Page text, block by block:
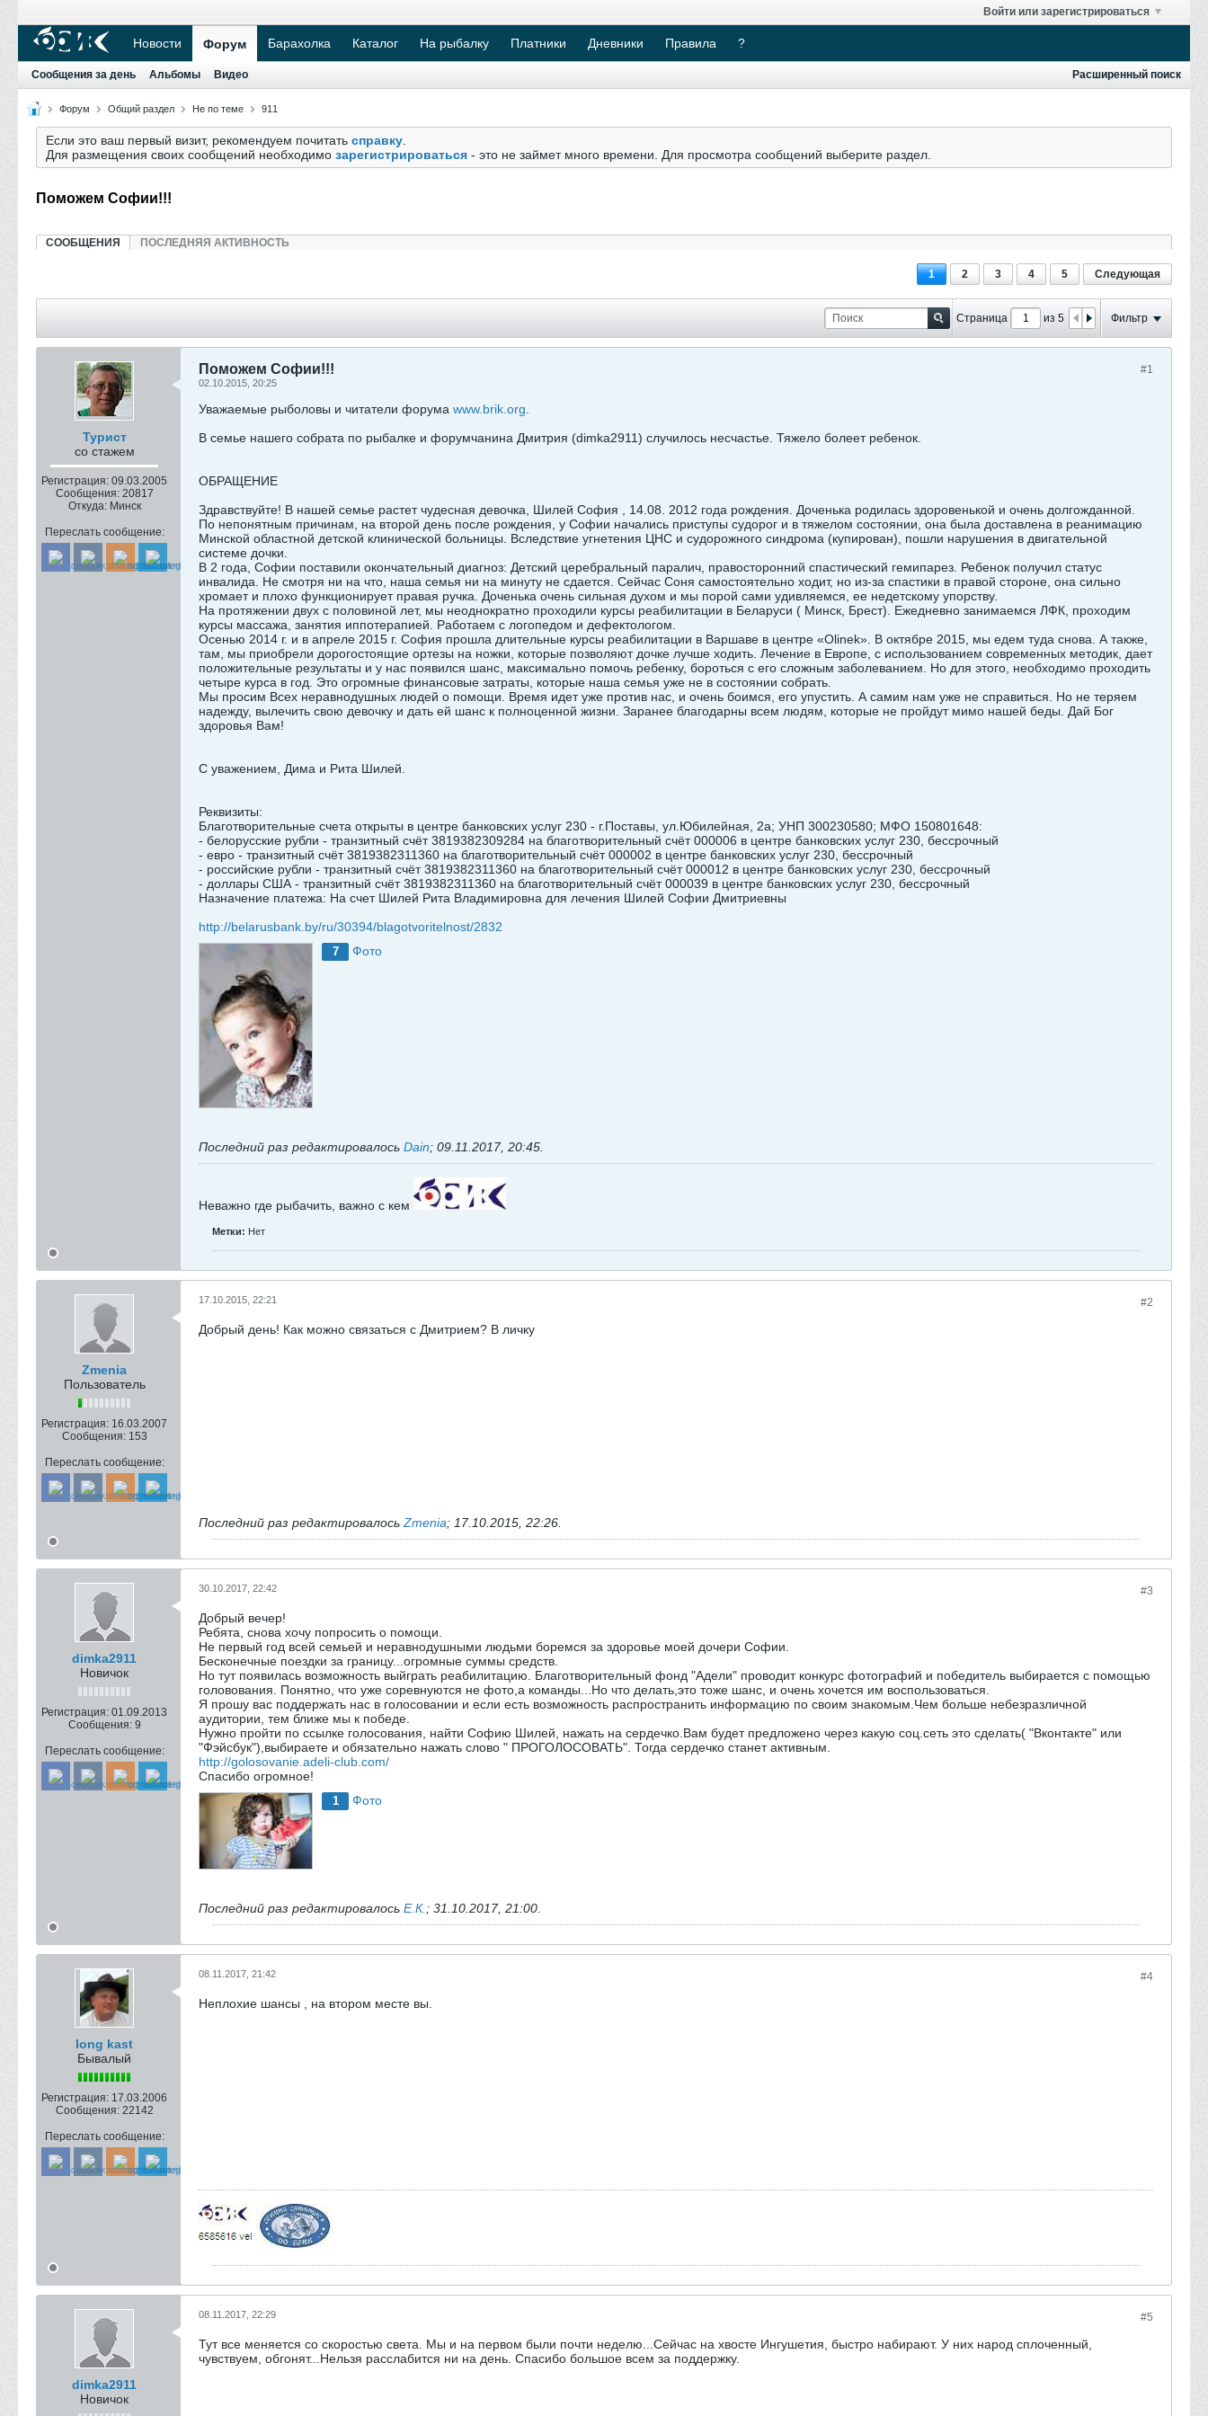
Войти или зарегистрироваться
Новости Форум Барахолка Каталог На рыбалку Платники Дневники Правила ?
Сообщения за день Альбомы Видео Расширенный поиск
Форум Общий раздел Не по теме 911
Если это ваш первый визит, рекомендуем почитать справку
Для размещения своих сообщений необходимо зарегистрироваться - это не займет много времени. Для просмотра сообщений выберите раздел.
Поможем Софии!!!
СООБЩЕНИЯ ПОСЛЕДНЯЯ АКТИВНОСТЬ
1 2 3 4 5 Следующая
Страница из 5 Фильтр
Турист
со стажем
Регистрация: 09.03.2005
Сообщения: 20817
Откуда: Минск
Переслать сообщение:
#1
Поможем Софии!!!
02.10.2015, 20:25
Уважаемые рыболовы и читатели форума www.brik.org
В семье нашего собрата по рыбалке и форумчанина Дмитрия (dimka2911) случилось несчастье. Тяжело болеет ребенок.
ОБРАЩЕНИЕ
Здравствуйте! В нашей семье растет чудесная девочка, Шилей София , 14.08. 2012 года рождения. Доченька родилась здоровенькой и очень долгожданной.
По непонятным причинам, на второй день после рождения, у Софии начались приступы судорог и в тяжелом состоянии, она была доставлена в реанимацию
Минской областной детской клинической больницы. Вследствие угнетения ЦНС и судорожного синдрома (купирован), пошли нарушения в двигательной
системе дочки.
В 2 года, Софии поставили окончательный диагноз: Детский церебральный паралич, правосторонний спастический гемипарез. Ребенок получил статус
инвалида. Не смотря ни на что, наша семья ни на минуту не сдается. Сейчас Соня самостоятельно ходит, но из-за спастики в правой стороне, она сильно
хромает и плохо функционирует правая ручка. Доченька очень сильная духом и мы порой сами удивляемся, ее недетскому упорству.
На протяжении двух с половиной лет, мы неоднократно проходили курсы реабилитации в Беларуси ( Минск, Брест). Ежедневно занимаемся ЛФК, проходим
курсы массажа, занятия иппотерапией. Работаем с логопедом и дефектологом.
Осенью 2014 г. и в апреле 2015 г. София прошла длительные курсы реабилитации в Варшаве в центре «Olinek». В октябре 2015, мы едем туда снова. А также,
там, мы приобрели дорогостоящие ортезы на ножки, которые позволяют дочке лучше ходить. Лечение в Европе, с использованием современных методик, дает
положительные результаты и у нас появился шанс, максимально помочь ребенку, бороться с его сложным заболеванием. Но для этого, необходимо проходить
четыре курса в год. Это огромные финансовые затраты, которые наша семья уже не в состоянии собрать.
Мы просим Всех неравнодушных людей о помощи. Время идет уже против нас, и очень боимся, его упустить. А самим нам уже не справиться. Но не теряем
надежду, вылечить свою девочку и дать ей шанс к полноценной жизни. Заранее благодарны всем людям, которые не пройдут мимо нашей беды. Дай Бог
здоровья Вам!
С уважением, Дима и Рита Шилей.
Реквизиты:
Благотворительные счета открыты в центре банковских услуг 230 - г.Поставы, ул.Юбилейная, 2а; УНП 300230580; МФО 150801648:
- белорусские рубли - транзитный счёт 3819382309284 на благотворительный счёт 000006 в центре банковских услуг 230, бессрочный
- евро - транзитный счёт 3819382311360 на благотворительный счёт 000002 в центре банковских услуг 230, бессрочный
- российские рубли - транзитный счёт 3819382311360 на благотворительный счёт 000012 в центре банковских услуг 230, бессрочный
- доллары США - транзитный счёт 3819382311360 на благотворительный счёт 000039 в центре банковских услуг 230, бессрочный
Назначение платежа: На счет Шилей Рита Владимировна для лечения Шилей Софии Дмитриевны
http://belarusbank.by/ru/30394/blagotvoritelnost/2832
7 Фото
Последний раз редактировалось Dain; 09.11.2017, 20:45.
Неважно где рыбачить, важно с кем
Метки: Нет
Zmenia
Пользователь
Регистрация: 16.03.2007
Сообщения: 153
Переслать сообщение:
#2
17.10.2015, 22:21
Добрый день! Как можно связаться с Дмитрием? В личку
Последний раз редактировалосьZmenia; 17.10.2015, 22:26.
dimka2911
Новичок
Регистрация: 01.09.2013
Сообщения: 9
Переслать сообщение:
#3
30.10.2017, 22:42
Добрый вечер!
Ребята, снова хочу попросить о помощи.
Не первый год всей семьей и неравнодушными людьми боремся за здоровье моей дочери Софии.
Бесконечные поездки за границу...огромные суммы средств.
Но тут появилась возможность выйграть реабилитацию. Благотворительный фонд "Адели" проводит конкурс фотографий и победитель выбирается с помощью
головования. Понятно, что уже соревнуются не фото,а команды...Но что делать,это тоже шанс, и очень хочется им воспользоваться.
Я прошу вас поддержать нас в голосовании и если есть возможность распространить информацию по своим знакомым.Чем больше небезразличной
аудитории, тем ближе мы к победе.
Нужно пройти по ссылке голосования, найти Софию Шилей, нажать на сердечко.Вам будет предложено через какую соц.сеть это сделать( "Вконтакте" или
"Фэйсбук"),выбираете и обязательно нажать слово " ПРОГОЛОСОВАТЬ". Тогда сердечко станет активным.
http://golosovanie.adeli-club.com/
Спасибо огромное!
1 Фото
Последний раз редактировалось Е.К. ; 31.10.2017, 21:00
long kast
Бывалый
Регистрация: 17.03.2006
Сообщения: 22142
Переслать сообщение:
#4
08.11.2017, 21:42
Неплохие шансы , на втором месте вы.
dimka2911
Новичок
#5
08.11.2017, 22:29
Тут все меняется со скоростью света. Мы и на первом были почти неделю...Сейчас на хвосте Ингушетия, быстро набирают. У них народ сплоченный,
чувствуем, обгонят...Нельзя расслабится ни на день. Спасибо большое всем за поддержку.